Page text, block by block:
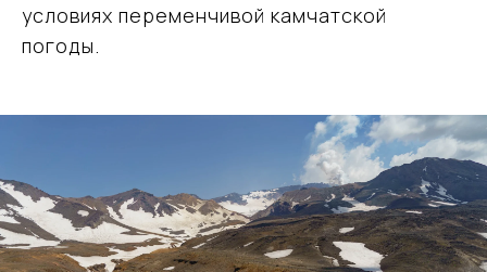
условиях переменчивой камчатской
погоды.